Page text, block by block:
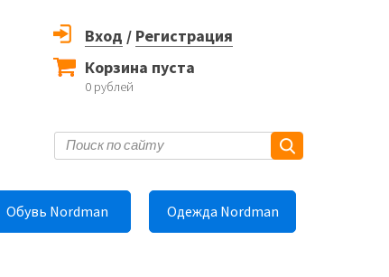
Вход / Регистрация
Корзина пуста
0 рублей
Обувь Nordman Одежда Nordman